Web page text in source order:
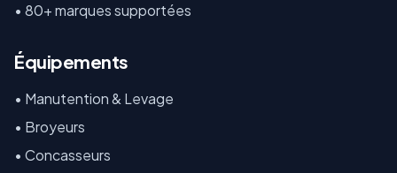
• 80+ marques supportées
Équipements
• Manutention & Levage
• Broyeurs
• Concasseurs